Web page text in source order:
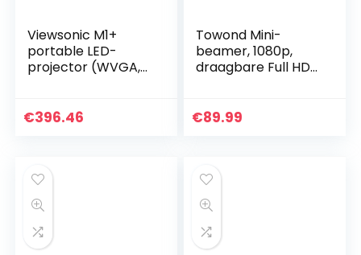
Viewsonic M1+
portable LED-
projector (WVGA,
batterij, HDMI, USB,
€396.46
Towond Mini-
beamer, 1080p,
draagbare Full HD
7500 l
€89.99